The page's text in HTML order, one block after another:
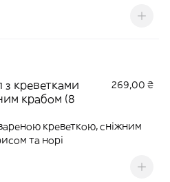
з креветками
крабом (8
269,00 ₴
креветкою, сніжним
та норі